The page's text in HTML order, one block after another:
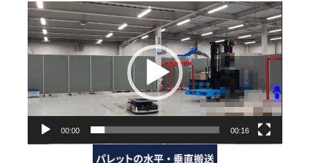
動
画
プ
レ
ー
00:00 00:16